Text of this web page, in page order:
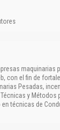
maquinarias
con el fin de
Pesadas,
y Métodos
técnicas de